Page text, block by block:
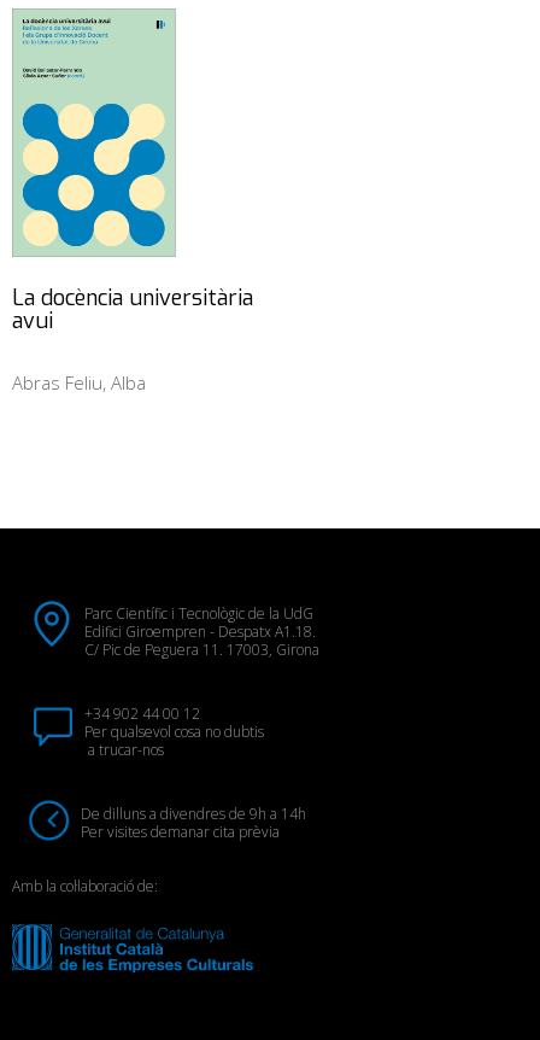
La docència universitària
avui
Abras Feliu, Alba
Parc Científic i Tecnològic de la UdG
Edifici Giroempren - Despatx A1.18.
C/ Pic de Peguera 11. 17003, Girona
+34 902 44 00 12
Per qualsevol cosa no dubtis
a trucar-nos
De dilluns a divendres de 9h a 14h
Per visites demanar cita prèvia
Amb la col·laboració de: